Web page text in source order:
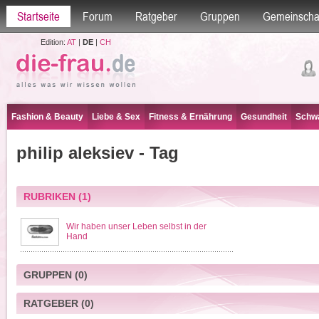
Startseite Forum Ratgeber Gruppen
Edition: AT| DE| CH
Fashion & Beauty Liebe & Sex Fitness & Ernährung Gesundheit
philip aleksiev - Tag
RUBRIKEN(1)
Wir haben unser Leben selbst in der
Hand
GRUPPEN(0)
RATGEBER(0)